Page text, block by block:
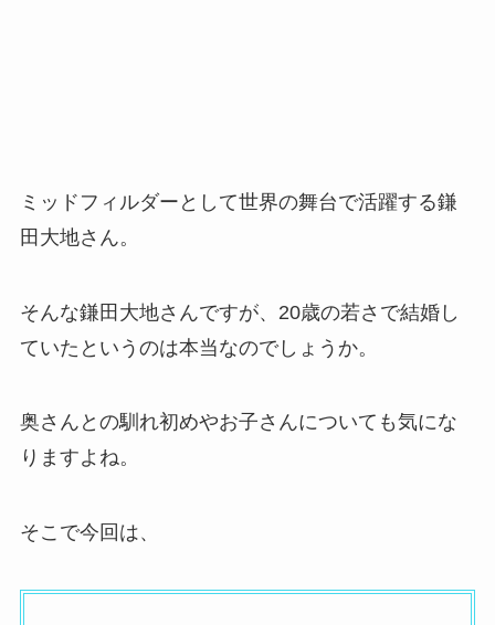
ミッドフィルダーとして世界の舞台で活躍する鎌
田大地さん。
そんな鎌田大地さんですが、20歳の若さで結婚し
ていたというのは本当なのでしょうか。
奥さんとの馴れ初めやお子さんについても気にな
りますよね。
そこで今回は、